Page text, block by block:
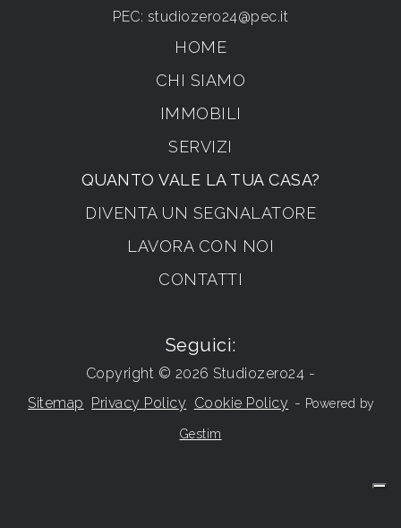
PEC: studiozero24@pec.it
HOME
CHI SIAMO
IMMOBILI
SERVIZI
QUANTO VALE LA TUA CASA?
DIVENTA UN SEGNALATORE
LAVORA CON NOI
CONTATTI
Seguici:
Copyright © 2026 Studiozero24 -
Sitemap Privacy Policy Cookie Policy - Powered by
Gestim